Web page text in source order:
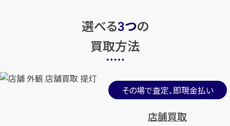
選べる3つの
買取方法
その場で査定、即現金払い
店舗買取